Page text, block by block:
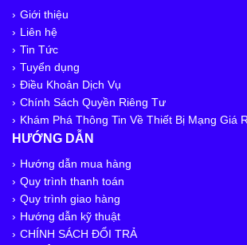
Giới thiệu
Liên hệ
Tin Tức
Tuyển dụng
Điều Khoản Dịch Vụ
Chính Sách Quyền Riêng Tư
Khám Phá Thông Tin Về Thiết Bị Mạng Giá
HƯỚNG DẪN
Hướng dẫn mua hàng
Quy trình thanh toán
Quy trình giao hàng
Hướng dẫn kỹ thuật
CHÍNH SÁCH ĐỔI TRẢ